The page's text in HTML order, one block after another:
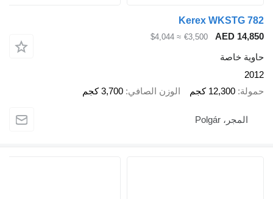
Kerex WKSTG 782
AED 14,850
€3,500
≈ $4,044
حاوية خاصة
2012
حمولة 12,300 كجم الوزن الصافي 3,700 كجم
المجر، Polgár